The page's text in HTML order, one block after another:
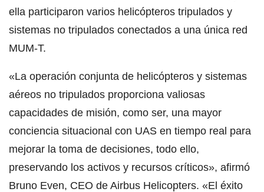
ella participaron varios helicópteros tripulados y
sistemas no tripulados conectados a una única red
MUM-T.
«La operación conjunta de helicópteros y sistemas
aéreos no tripulados proporciona valiosas
capacidades de misión, como ser, una mayor
conciencia situacional con UAS en tiempo real para
mejorar la toma de decisiones, todo ello,
preservando los activos y recursos críticos», afirmó
Bruno Even, CEO de Airbus Helicopters. «El éxito